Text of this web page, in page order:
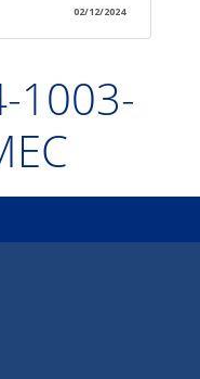
02/12/2024
1003-